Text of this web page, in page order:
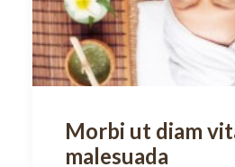
Morbi ut diam
malesuada